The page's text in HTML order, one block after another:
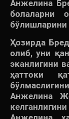
Анжелина
болаларни
бўлишларини
Ҳозирда
олиб, уни
эканлигини
ҳаттоки
Анжелина